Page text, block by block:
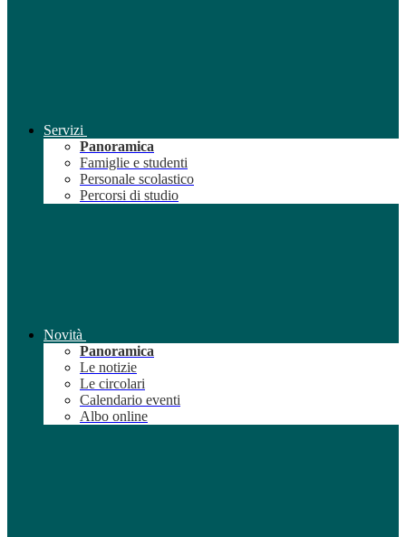
Servizi
Panoramica
Famiglie e studenti
Personale scolastico
Percorsi di studio
Novità
Panoramica
Le notizie
Le circolari
Calendario eventi
Albo online